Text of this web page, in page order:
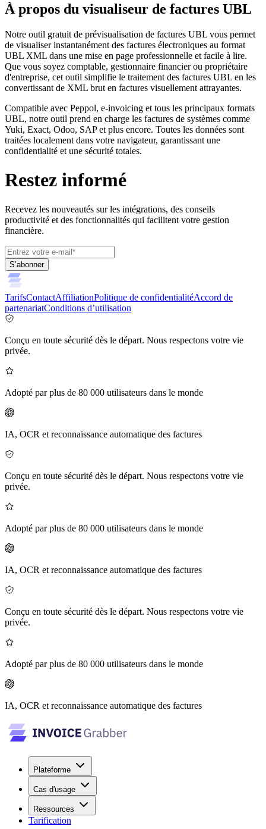
À propos du visualiseur de factures UBL
Notre outil gratuit de prévisualisation de factures UBL vous permet
de visualiser instantanément des factures électroniques au format
UBL XML dans une mise en page professionnelle et facile à lire.
Que vous soyez comptable, gestionnaire financier ou propriétaire
d'entreprise, cet outil simplifie le traitement des factures UBL en les
convertissant de XML brut en factures visuellement attrayantes.
Compatible avec Peppol, e-invoicing et tous les principaux formats
UBL, notre outil prend en charge les factures de systèmes comme
Yuki, Exact, Odoo, SAP et plus encore. Toutes les données sont
traitées localement dans votre navigateur, garantissant une
confidentialité et une sécurité totales.
Restez informé
Recevez les nouveautés sur les intégrations, des conseils
productivité et des fonctionnalités qui facilitent votre gestion
financière.
S’abonner
TarifsContactAffiliationPolitique de confidentialitéAccord de
partenariatConditions d’utilisation
Conçu en toute sécurité dès le départ. Nous respectons votre vie
privée.
Adopté par plus de 80 000 utilisateurs dans le monde
IA, OCR et reconnaissance automatique des factures
Conçu en toute sécurité dès le départ. Nous respectons votre vie
privée.
Adopté par plus de 80 000 utilisateurs dans le monde
IA, OCR et reconnaissance automatique des factures
Conçu en toute sécurité dès le départ. Nous respectons votre vie
privée.
Adopté par plus de 80 000 utilisateurs dans le monde
IA, OCR et reconnaissance automatique des factures
Plateforme
Cas d'usage
Ressources
Tarification